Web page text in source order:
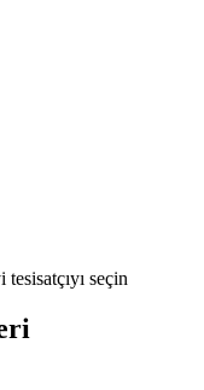
seçin